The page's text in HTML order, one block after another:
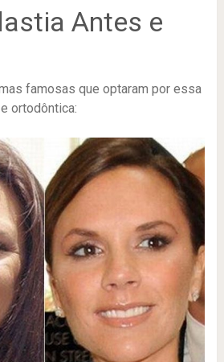
Antes e
famosas que optaram por essa
ortodôntica: